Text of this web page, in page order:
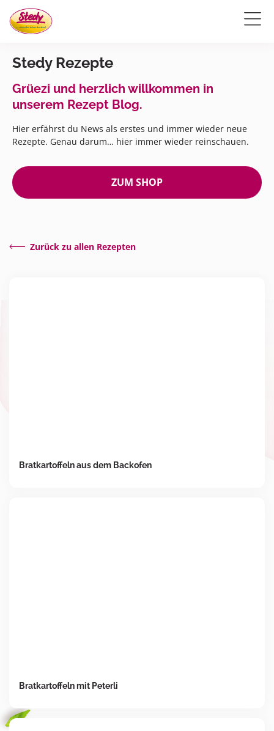
Stedy Rezepte
Grüezi und herzlich willkommen in
unserem Rezept Blog.
Hier erfährst du News als erstes und immer wieder neue
Rezepte. Genau darum… hier immer wieder reinschauen.
ZUM SHOP
Zurück zu allen Rezepten
Bratkartoffeln aus dem Backofen
Bratkartoffeln mit Peterli